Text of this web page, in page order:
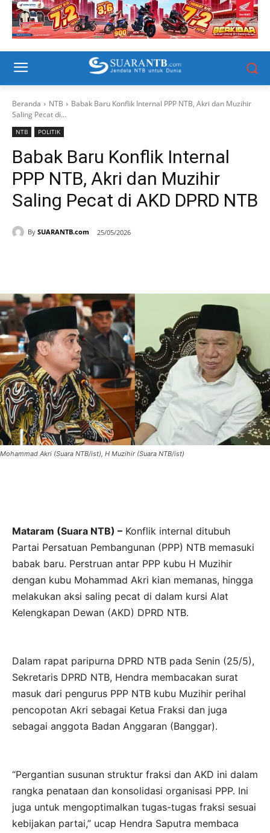
Beranda NTB
Babak Baru Konflik Internal PPP NTB, Akri dan Muzihir
Saling Pecat di...
NTB POLITIK
Babak Baru Konflik Internal
PPP NTB, Akri dan Muzihir
Saling Pecat di AKD DPRD NTB
By SUARANTB.com 25/05/2026
Mohammad Akri (Suara NTB/ist), H Muzihir (Suara NTB/ist)
Mataram (Suara NTB) – Konflik internal ditubuh
Partai Persatuan Pembangunan (PPP) NTB memasuki
babak baru. Perstruan antar PPP kubu H Muzihir
dengan kubu Mohammad Akri kian memanas, hingga
melakukan aksi saling pecat di dalam kursi Alat
Kelengkapan Dewan (AKD) DPRD NTB.
Dalam rapat paripurna DPRD NTB pada Senin (25/5),
Sekretaris DPRD NTB, Hendra membacakan surat
masuk dari pengurus PPP NTB kubu Muzihir perihal
pencopotan Akri sebagai Ketua Fraksi dan juga
sebagai anggota Badan Anggaran (Banggar).
“Pergantian susunan struktur fraksi dan AKD ini dalam
rangka penataan dan konsolidasi organisasi PPP. Ini
juga untuk mengoptimalkan tugas-tugas fraksi sesuai
kebijakan partai,” ucap Hendra Saputra membaca